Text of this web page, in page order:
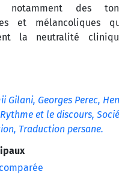
notamment des
et mélancoliques
la neutralité
Gilani, Georges Perec,
Rythme et le discours, Socié
Traduction persane.